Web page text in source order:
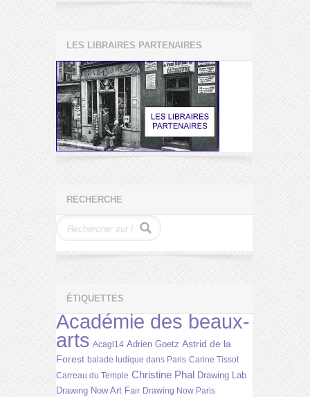
LES LIBRAIRES PARTENAIRES
RECHERCHE
ÉTIQUETTES
Académie des beaux-
arts Acagl14 Adrien Goetz Astrid de la
Forest balade ludique dans Paris Carine Tissot
Carreau du Temple Christine Phal Drawing Lab
Drawing Now Art Fair Drawing Now Paris